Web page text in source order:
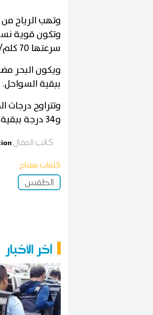
وتهب الرياح
وتكون قوية
سرعتها 70 كلم/س في شكل هبات أثناء ظهور السحب الرعدية.
ويكون البحر
ببقية السواحل.
و34 درجة ببقية الجهات .
كاتب المقال
كلمات مفتاح
الطقس
آخر الأخبار